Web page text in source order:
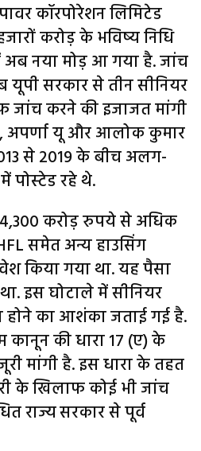
कॉरपोरेशन लिमिटेड
करोड़ के भविष्य निधि
अब नया मोड़ आ गया है. जांच
सरकार से तीन सीनियर
करने की इजाजत मांगी
अपर्णा यू और आलोक कुमार
से 2019 के बीच अलग-
पोस्टेड रहे थे.
करोड़ रुपये से अधिक
समेत अन्य हाउसिंग
किया गया था. यह पैसा
इस घोटाले में सीनियर
का आशंका जताई गई है.
कानून की धारा 17 (ए) के
मांगी है. इस धारा के तहत
के खिलाफ कोई भी जांच
राज्य सरकार से पूर्व